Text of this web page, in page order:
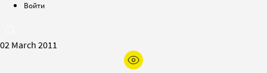
Войти
02 March 2011